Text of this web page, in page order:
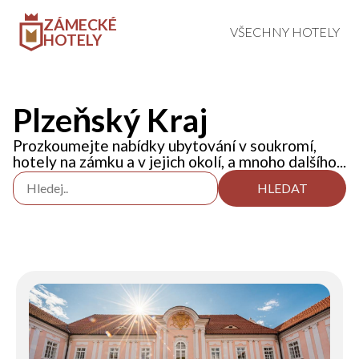
ZÁMECKÉ
HOTELY
VŠECHNY HOTELY
Plzeňský Kraj
Prozkoumejte nabídky ubytování v soukromí,
hotely na zámku a v jejich okolí, a mnoho dalšího...
HLEDAT